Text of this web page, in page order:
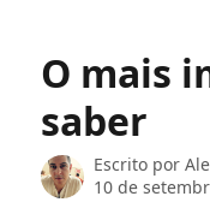
O mais
saber
Escrito por
10 de